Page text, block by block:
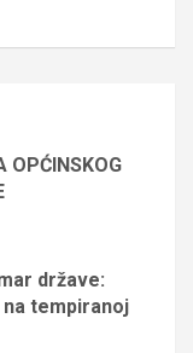
OPĆINSKOG
države:
tempiranoj